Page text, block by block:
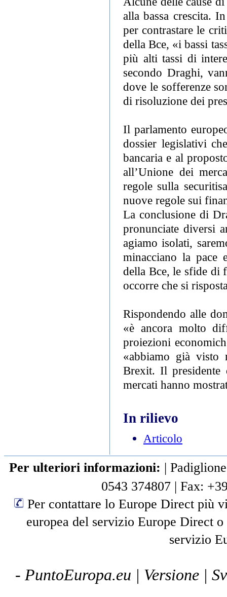
alla bassa crescita.
per contrastare le
della Bce, «i bassi
più alti tassi di
secondo Draghi,
dove le sofferenze
di risoluzione dei
Il parlamento
dossier legislativi
bancaria e al
all’Unione dei
regole sulla
nuove regole sui
La conclusione di
pronunciate diversi
agiamo isolati,
minacciano la pace
della Bce, le sfide di
occorre che si
Rispondendo alle
«è ancora molto
proiezioni
«abbiamo già visto
Brexit. Il presidente
mercati hanno
In rilievo
Articolo
Per ulteriori informazioni: |
0543 374807 | Fax:
Per contattare lo Europe Direct più
europea del servizio Europe Direct
servizio
- PuntoEuropa.eu | Versione |